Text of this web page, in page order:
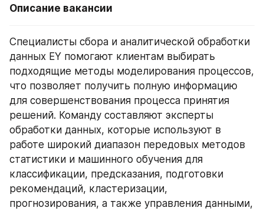
Описание вакансии
Специалисты сбора и аналитической обработки
данных EY помогают клиентам выбирать
подходящие методы моделирования процессов,
что позволяет получить полную информацию
для совершенствования процесса принятия
решений. Команду составляют эксперты
обработки данных, которые используют в
работе широкий диапазон передовых методов
статистики и машинного обучения для
классификации, предсказания, подготовки
рекомендаций, кластеризации,
прогнозирования, а также управления данными,